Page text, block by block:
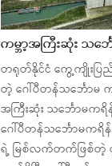
ကမ္ဘာ့အကြီးဆုံး သင်္ဘ
တရုတ်နိုင်ငံ ကွေ့ကျိုးပ
တဲ့ ဂေါ်ပီတန်သင်္ဘောမ
အကြီးဆုံး သင်္ဘောမကရိ
ဂေါ်ပီတန်သင်္ဘောမကရိ
ရဲ့ မြစ်လက်တက်ဖြစ်တဲ့ ဝူ